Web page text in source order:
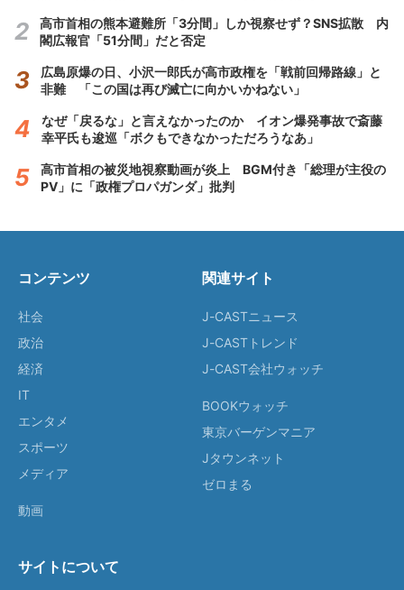
高市首相の熊本避難所「3分間」しか視察せず？SNS拡散 内
閣広報官「51分間」だと否定
広島原爆の日、小沢一郎氏が高市政権を「戦前回帰路線」と
非難 「この国は再び滅亡に向かいかねない」
なぜ「戻るな」と言えなかったのか イオン爆発事故で斎藤
幸平氏も逡巡「ボクもできなかっただろうなあ」
高市首相の被災地視察動画が炎上 BGM付き「総理が主役の
PV」に「政権プロパガンダ」批判
コンテンツ
社会
政治
経済
IT
エンタメ
スポーツ
メディア
動画
関連サイト
J-CASTニュース
J-CASTトレンド
J-CAST会社ウォッチ
BOOKウォッチ
東京バーゲンマニア
Jタウンネット
ゼロまる
サイトについて